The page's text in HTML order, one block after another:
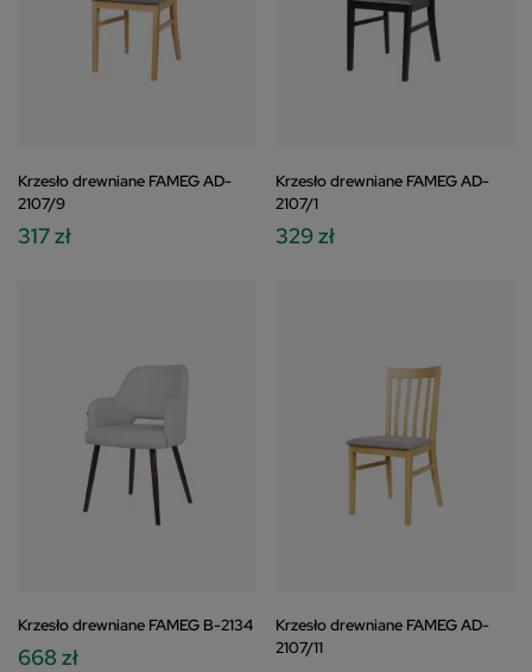
Krzesło drewniane FAMEG AD-
2107/9
317 zł
Krzesło drewniane FAMEG AD-
2107/1
329 zł
Krzesło drewniane FAMEG B-2134
668 zł
Krzesło drewniane FAMEG AD-
2107/11